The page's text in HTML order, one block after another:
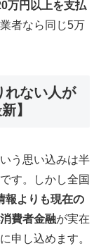
万円以上を支払
者なら同じ5万
れない人が
】
う思い込みは半
す。しかし全国
報よりも現在の
費者金融が実在
申し込めます。